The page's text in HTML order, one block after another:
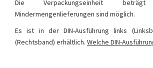
Die Verpackungseinheit
Mindermengenlieferungen sind möglich.
Es ist in der DIN-Ausführung links
(Rechtsband) erhältlich. Welche DIN-